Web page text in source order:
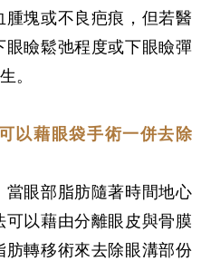
塊或不良疤痕，但若醫
瞼鬆弛程度或下眼瞼彈
。
以藉眼袋手術一併去除
當眼部脂肪隨著時間地心
以藉由分離眼皮與骨膜
肪轉移術來去除眼溝部份